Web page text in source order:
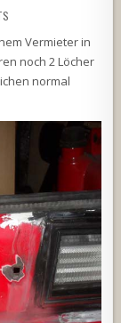
Vermieter in
noch 2 Löcher
normal